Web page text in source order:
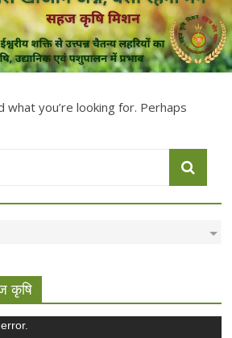
what you’re looking for. Perhaps
कृषि